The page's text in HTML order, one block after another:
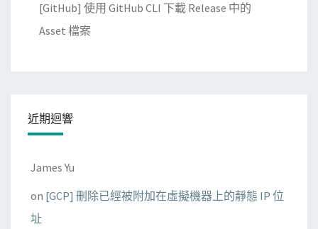
[GitHub] 使用 GitHub CLI 下載 Release 中的
Asset 檔案
近期迴響
James Yu
on [GCP] 刪除已經被附加在虛擬機器上的靜態 IP 位
址